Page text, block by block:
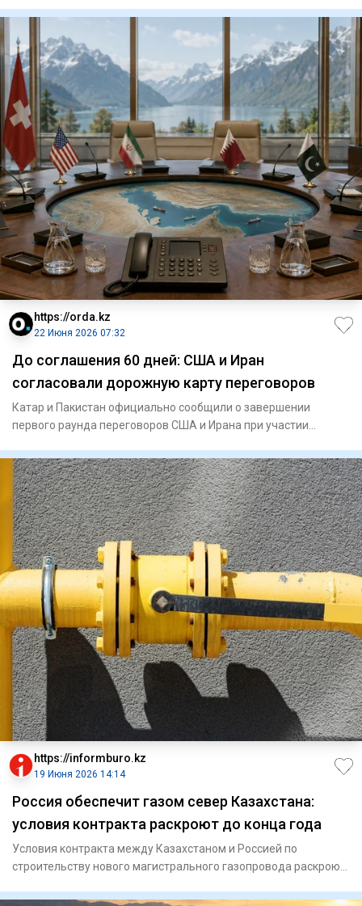
https://orda.kz
22 Июня 2026 07:32
До соглашения 60 дней: США и Иран
согласовали дорожную карту переговоров
Катар и Пакистан официально сообщили о завершении
первого раунда переговоров США и Ирана при участии
https://informburo.kz
19 Июня 2026 14:14
Россия обеспечит газом север Казахстана:
условия контракта раскроют до конца года
Условия контракта между Казахстаном и Россией по
строительству нового магистрального газопровода раскроют